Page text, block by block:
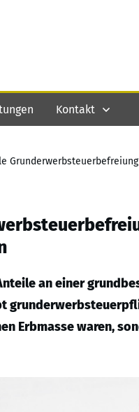
Kontakt
an einer
Erbmasse waren,